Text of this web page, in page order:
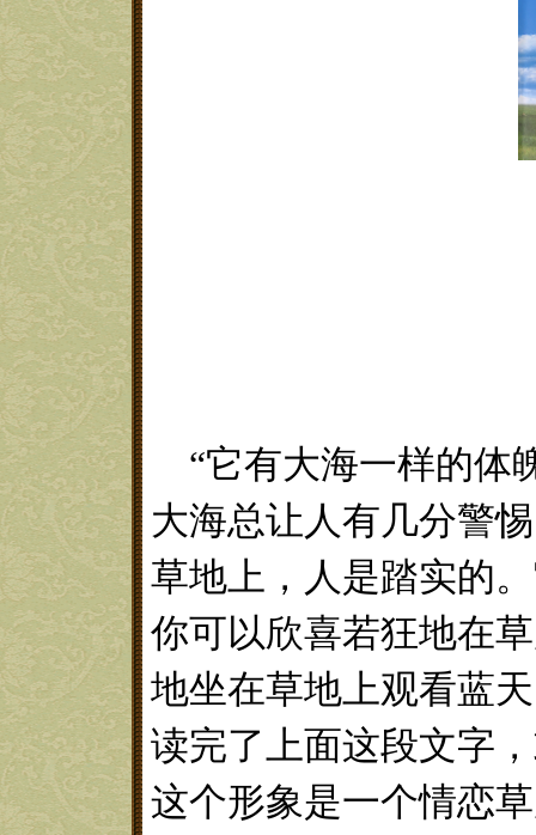
“它有大海一样的体
大海总让人有几分警
草地上，人是踏实的
你可以欣喜若狂地在
地坐在草地上观看蓝
读完了上面这段文字
这个形象是一个情恋